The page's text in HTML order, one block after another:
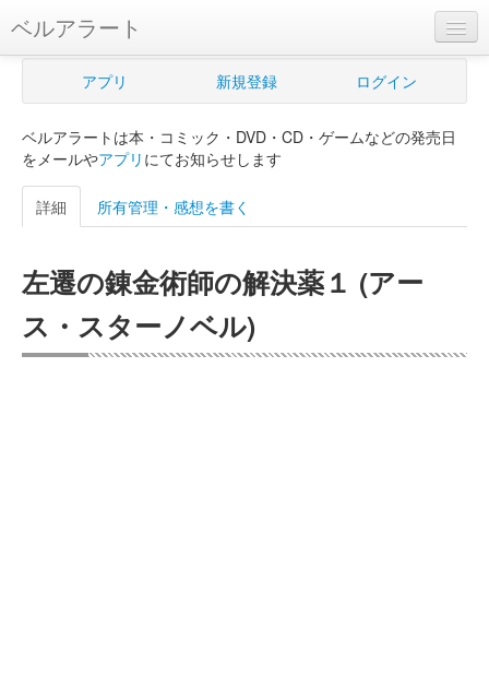
ベルアラート
ベルアラートとは
新規登録
ログイン
購入管理
Myシェルフ
アプリ 新規登録 ログイン
ベルアラートは本・コミック・DVD・CD・ゲームなどの発売日
をメールやアプリ にてお知らせします
詳細 所有管理・感想を書く
左遷の錬金術師の解決薬１ (アー
ス・スターノベル)